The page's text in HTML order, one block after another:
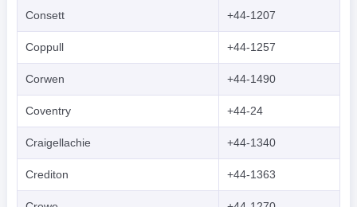
Consett
+44-1207
Coppull +44-1257
Corwen +44-1490
Coventry +44-24
Craigellachie +44-1340
Crediton +44-1363